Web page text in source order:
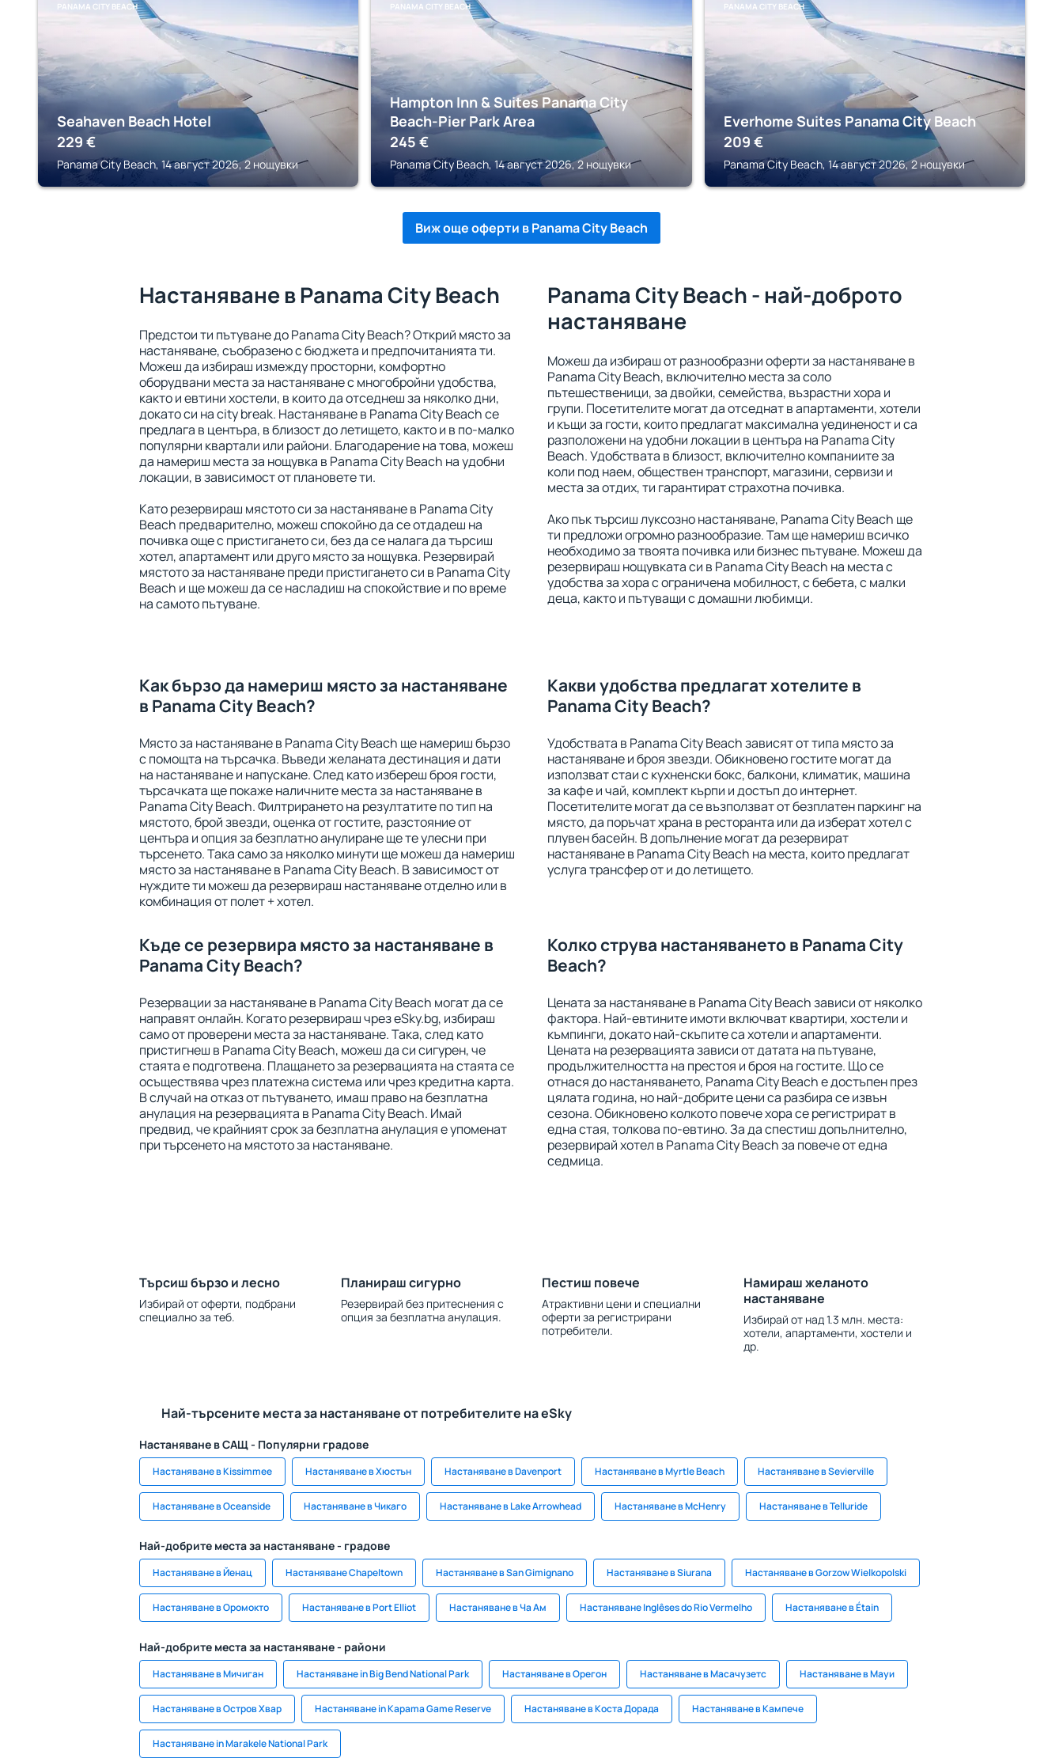
PANAMA CITY BEACH
Seahaven Beach Hotel
229 €
Panama City Beach, 14 август 2026, 2 нощувки
PANAMA CITY BEACH
Hampton Inn & Suites Panama City
Beach-Pier Park Area
245 €
Panama City Beach, 14 август 2026, 2 нощувки
PANAMA CITY BEACH
Everhome Suites Panama City Beach
209 €
Panama City Beach, 14 август 2026, 2 нощувки
Виж още оферти в Panama City Beach
Настаняване в Panama City Beach
Предстои ти пътуване до Panama City Beach? Открий място за
настаняване, съобразено с бюджета и предпочитанията ти.
Можеш да избираш измежду просторни, комфортно
оборудвани места за настаняване с многобройни удобства,
както и евтини хостели, в които да отседнеш за няколко дни,
докато си на city break. Настаняване в Panama City Beach се
предлага в центъра, в близост до летището, както и в по-малко
популярни квартали или райони. Благодарение на това, можеш
да намериш места за нощувка в Panama City Beach на удобни
локации, в зависимост от плановете ти.
Като резервираш мястото си за настаняване в Panama City
Beach предварително, можеш спокойно да се отдадеш на
почивка още с пристигането си, без да се налага да търсиш
хотел, апартамент или друго място за нощувка. Резервирай
мястото за настаняване преди пристигането си в Panama City
Beach и ще можеш да се насладиш на спокойствие и по време
на самото пътуване.
Panama City Beach - най-доброто
настаняване
Можеш да избираш от разнообразни оферти за настаняване в
Panama City Beach, включително места за соло
пътешественици, за двойки, семейства, възрастни хора и
групи. Посетителите могат да отседнат в апартаменти, хотели
и къщи за гости, които предлагат максимална уединеност и са
разположени на удобни локации в центъра на Panama City
Beach. Удобствата в близост, включително компаниите за
коли под наем, обществен транспорт, магазини, сервизи и
места за отдих, ти гарантират страхотна почивка.
Ако пък търсиш луксозно настаняване, Panama City Beach ще
ти предложи огромно разнообразие. Там ще намериш всичко
необходимо за твоята почивка или бизнес пътуване. Можеш да
резервираш нощувката си в Panama City Beach на места с
удобства за хора с ограничена мобилност, с бебета, с малки
деца, както и пътуващи с домашни любимци.
Как бързо да намериш място за настаняване
в Panama City Beach?
Място за настаняване в Panama City Beach ще намериш бързо
с помощта на търсачка. Въведи желаната дестинация и дати
на настаняване и напускане. След като избереш броя гости,
търсачката ще покаже наличните места за настаняване в
Panama City Beach. Филтрирането на резултатите по тип на
мястото, брой звезди, оценка от гостите, разстояние от
центъра и опция за безплатно анулиране ще те улесни при
търсенето. Така само за няколко минути ще можеш да намериш
място за настаняване в Panama City Beach. В зависимост от
нуждите ти можеш да резервираш настаняване отделно или в
комбинация от полет + хотел.
Какви удобства предлагат хотелите в
Panama City Beach?
Удобствата в Panama City Beach зависят от типа място за
настаняване и броя звезди. Обикновено гостите могат да
използват стаи с кухненски бокс, балкони, климатик, машина
за кафе и чай, комплект кърпи и достъп до интернет.
Посетителите могат да се възползват от безплатен паркинг на
място, да поръчат храна в ресторанта или да изберат хотел с
плувен басейн. В допълнение могат да резервират
настаняване в Panama City Beach на места, които предлагат
услуга трансфер от и до летището.
Къде се резервира място за настаняване в
Panama City Beach?
Резервации за настаняване в Panama City Beach могат да се
направят онлайн. Когато резервираш чрез eSky.bg, избираш
само от проверени места за настаняване. Така, след като
пристигнеш в Panama City Beach, можеш да си сигурен, че
стаята е подготвена. Плащането за резервацията на стаята се
осъществява чрез платежна система или чрез кредитна карта.
В случай на отказ от пътуването, имаш право на безплатна
анулация на резервацията в Panama City Beach. Имай
предвид, че крайният срок за безплатна анулация е упоменат
при търсенето на мястото за настаняване.
Колко струва настаняването в Panama City
Beach?
Цената за настаняване в Panama City Beach зависи от няколко
фактора. Най-евтините имоти включват квартири, хостели и
къмпинги, докато най-скъпите са хотели и апартаменти.
Цената на резервацията зависи от датата на пътуване,
продължителността на престоя и броя на гостите. Що се
отнася до настаняването, Panama City Beach е достъпен през
цялата година, но най-добрите цени са разбира се извън
сезона. Обикновено колкото повече хора се регистрират в
една стая, толкова по-евтино. За да спестиш допълнително,
резервирай хотел в Panama City Beach за повече от една
седмица.
Търсиш бързо и лесно
Избирай от оферти, подбрани
специално за теб.
Планираш сигурно
Резервирай без притеснения с
опция за безплатна анулация.
Пестиш повече
Атрактивни цени и специални
оферти за регистрирани
потребители.
Намираш желаното
настаняване
Избирай от над 1.3 млн. места:
хотели, апартаменти, хостели и
др.
Най-търсените места за настаняване от потребителите на eSky
Настаняване в САЩ - Популярни градове
Настаняване в Kissimmee Настаняване в Хюстън Настаняване в Davenport Настаняване в Myrtle Beach Настаняване в Sevierville
Настаняване в Oceanside Настаняване в Чикаго Настаняване в Lake Arrowhead Настаняване в McHenry Настаняване в Telluride
Най-добрите места за настаняване - градове
Настаняване в Йенац Настаняване Chapeltown Настаняване в San Gimignano Настаняване в Siurana Настаняване в Gorzow Wielkopolski
Настаняване в Оромокто Настаняване в Port Elliot Настаняване в Ча Ам Настаняване Inglêses do Rio Vermelho Настаняване в Étain
Най-добрите места за настаняване - райони
Настаняване в Мичиган Настаняване in Big Bend National Park Настаняване в Орегон Настаняване в Масачузетс Настаняване в Мауи
Настаняване в Остров Хвар Настаняване in Kapama Game Reserve Настаняване в Коста Дорада Настаняване в Кампече
Настаняване in Marakele National Park